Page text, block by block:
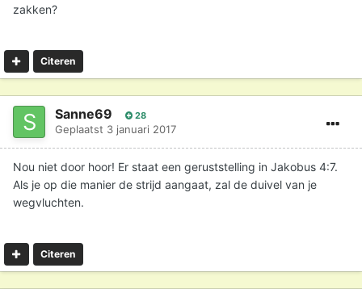
zakken?
Citeren
Sanne69 28
Geplaatst 3 januari 2017
Nou niet door hoor! Er staat een geruststelling in Jakobus 4:7.
Als je op die manier de strijd aangaat, zal de duivel van je
wegvluchten.
Citeren